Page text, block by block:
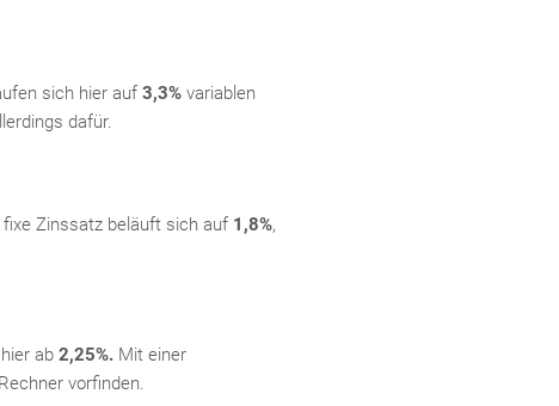
Fac Inst Twi Pint Link
sich hier auf 3,3%variablen
dafür.
Zinssatz beläuft sich auf 1,8%,
ab 2,25%.Mit einer
vorfinden.